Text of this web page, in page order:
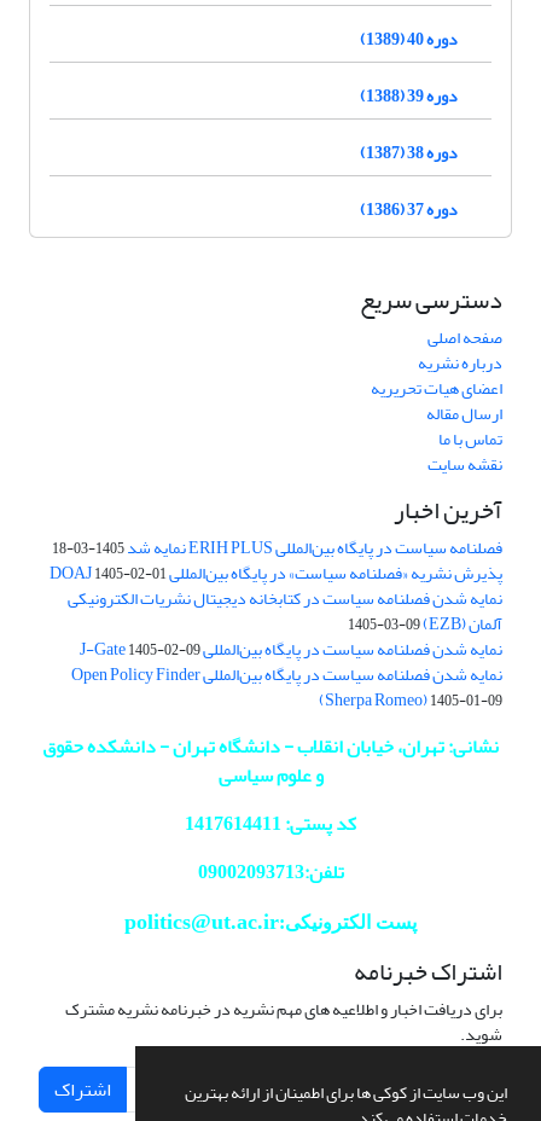
این وب سایت از کوکی ها برای اطمینان از ارائه بهترین
دوره 40 (1389)
دوره 39 (1388)
دوره 38 (1387)
دوره 37 (1386)
دسترسی سریع
صفحه اصلی
درباره نشریه
اعضای هیات تحریریه
ارسال مقاله
تماس با ما
نقشه سایت
آخرین اخبار
فصلنامه سیاست در پایگاه بین‌المللی ERIH PLUS نمایه شد 1405-03-18
پذیرش نشریه «فصلنامه سیاست» در پایگاه بین‌المللی DOAJ1405-02-01
نمایه شدن فصلنامه سیاست در کتابخانه دیجیتال نشریات الکترونیکی
آلمان (EZB) 1405-03-09
نمایه شدن فصلنامه سیاست در پایگاه بین‌المللی J-Gate1405-02-09
نمایه شدن فصلنامه سیاست در پایگاه بین‌المللی Open Policy Finder
(Sherpa Romeo)1405-01-09
نشانی: تهران، خیابان انقلاب - دانشگاه تهران - دانشکده حقوق
و علوم سیاسی
کد پستی: 1417614411
تلفن:09002093713
پست الکترونیکی:politics@ut.ac.ir
اشتراک خبرنامه
برای دریافت اخبار و اطلاعیه های مهم نشریه در خبرنامه نشریه مشترک
شوید.
اشتراک